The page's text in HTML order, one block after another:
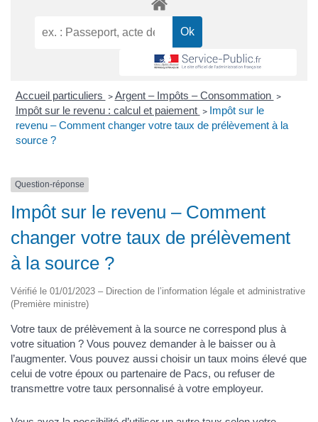
Accueil particuliers > Argent – Impôts – Consommation >
Impôt sur le revenu : calcul et paiement > Impôt sur le
revenu – Comment changer votre taux de prélèvement à la
source ?
Question-réponse
Impôt sur le revenu – Comment
changer votre taux de prélèvement
à la source ?
Vérifié le 01/01/2023 – Direction de l’information légale et administrative
(Première ministre)
Votre taux de prélèvement à la source ne correspond plus à
votre situation ? Vous pouvez demander à le baisser ou à
l’augmenter. Vous pouvez aussi choisir un taux moins élevé que
celui de votre époux ou partenaire de Pacs, ou refuser de
transmettre votre taux personnalisé à votre employeur.